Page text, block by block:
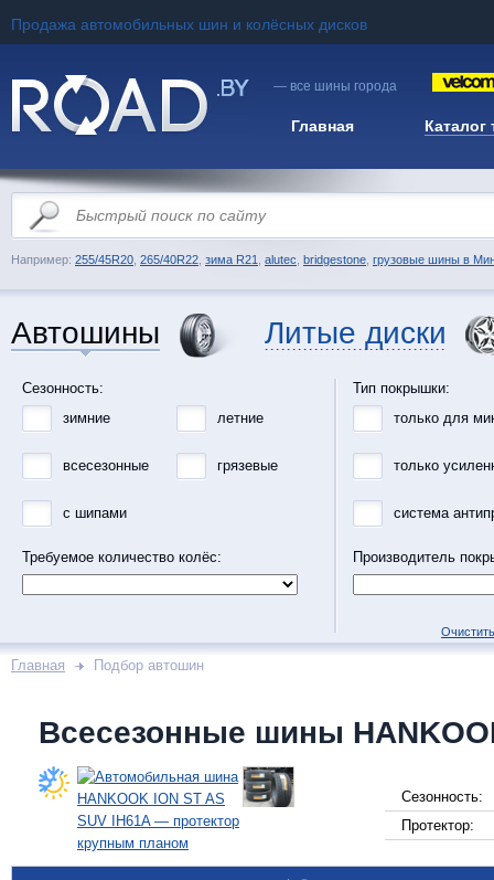
Продажа автомобильных шин и колёсных дисков
— все шины города
Главная Каталог
Например: 255/45R20 265/40R22 зима R21 alutec bridgestone грузовые шины в
Автошины Литые диски
Сезонность:
зимние
летние
всесезонные грязевые
с шипами
Требуемое количество колёс:
Тип покрышки:
только для
только
система
Производитель
Главная Подбор автошин
Всесезонные шины
Сезонность:
Протектор: